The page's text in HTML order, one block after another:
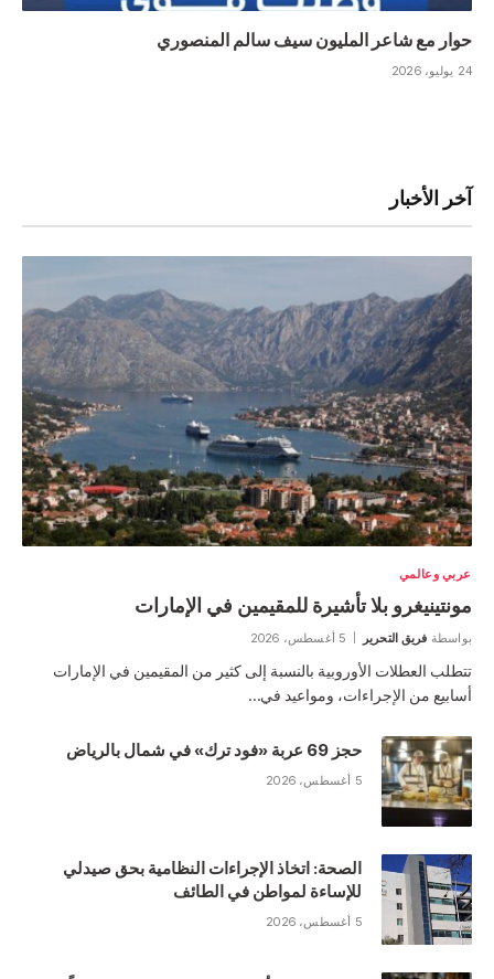
حوار مع شاعر المليون سيف سالم المنصوري
24 يوليو، 2026
آخر الأخبار
عربي وعالمي
مونتينيغرو بلا تأشيرة للمقيمين في الإمارات
بواسطة فريق التحرير 5 أغسطس، 2026
تتطلب العطلات الأوروبية بالنسبة إلى كثير من المقيمين في الإمارات
أسابيع من الإجراءات، ومواعيد في…
حجز 69 عربة «فود ترك» في شمال بالرياض
5 أغسطس، 2026
الصحة: اتخاذ الإجراءات النظامية بحق صيدلي
للإساءة لمواطن في الطائف
5 أغسطس، 2026